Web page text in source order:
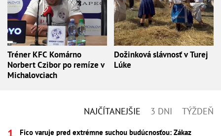
Tréner KFC Komárno
Norbert Czibor po remíze v
Michalovciach
Dožinková slávnosť v Turej
Lúke
NAJČÍTANEJŠIE 3 DNI TÝŽDEŇ
Fico varuje pred extrémne suchou budúcnosťou: Zákaz